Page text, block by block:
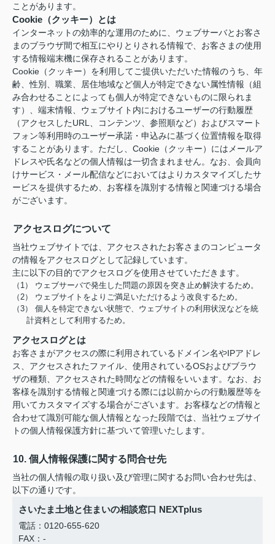
ことがあります。
Cookie（クッキー）とは
インターネットの効率的な運用のために、ウェブサーバとお客さ
まのブラウザ間で相互にやりとりされる情報で、お客さまの使用
する情報端末機に保存されることがあります。
Cookie（クッキー）を利用してご提供いただいた情報のうち、年
齢、性別、職業、居住地域など個人が特定できない属性情報（組
み合わせることによっても個人が特定できないものに限られま
す）、端末情報、ウェブサイト内におけるユーザーの行動履歴
（アクセスしたURL、コンテンツ、参照順など）およびスマート
フォン等利用時のユーザー承諾・申込みに基づく位置情報を取得
することがあります。ただし、Cookie（クッキー）にはメールア
ドレスや氏名などの個人情報は一切含まれません。なお、会員向
けサービス・メール配信などにおいてはよりカスタマイズしたサ
ービスを提供するため、お客様を識別する情報と関連づける場合
がございます。
アクセスログについて
当社ウェブサイトでは、アクセスされたお客さまのコンピュータ
の情報をアクセスログとして記録しています。
主に以下の目的でアクセスログを使用させていただきます。
（1） ウェブサーバで発生した問題の原因を突き止め解決するため。
（2） ウェブサイトをよりご満足いただけるよう改良するため。
（3） 個人を特定できない状態で、ウェブサイトの利用状況などを統
計資料として利用するため。
アクセスログとは
お客さまがアクセスの際に利用されているドメイン名やIPアドレ
ス、アクセスされたファイル、使用されているOSおよびブラウ
ザの種類、アクセスされた時間などの情報をいいます。なお、お
客様を識別する情報と関連づける際には以前からの行動履歴等を
用いてカスタマイズする場合がございます。お客様などの情報と
合わせて識別可能な個人情報となった段階では、当社ウェブサイ
トの個人情報保護方針に基づいて管理いたします。
10. 個人情報保護に関する問合せ先
当社の個人情報の取り扱い及び管理に関するお問い合わせ先は、
以下の通りです。
さいたま土地と住まいの相談窓口 NEXTplus
電話：0120-655-620
FAX：-